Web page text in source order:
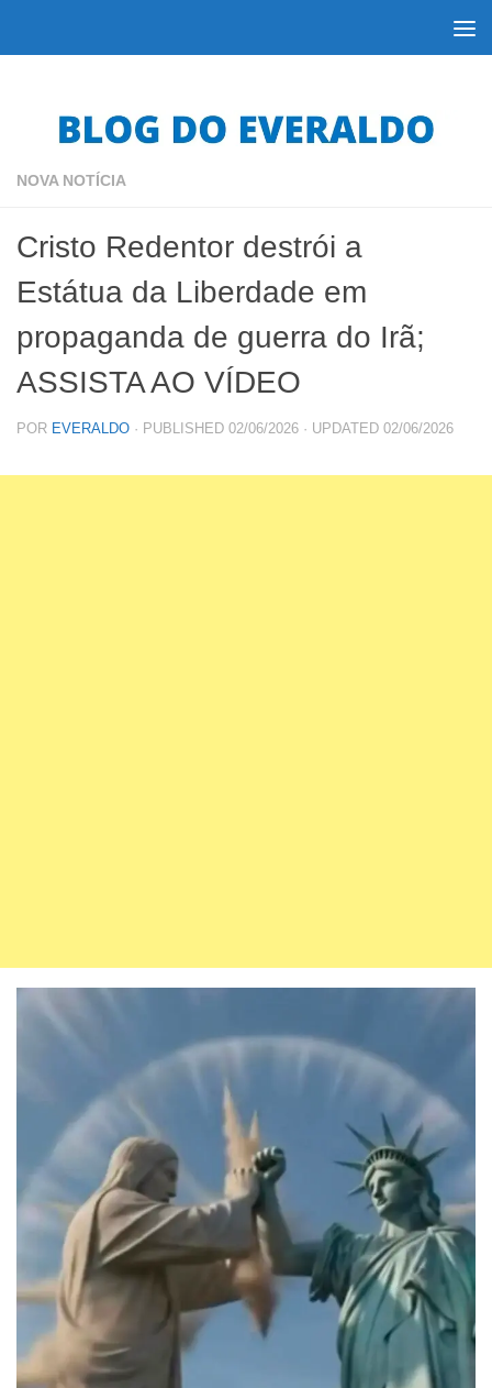
NOVA NOTÍCIA
Cristo Redentor destrói a
Estátua da Liberdade em
propaganda de guerra do Irã;
ASSISTA AO VÍDEO
POR EVERALDO · PUBLISHED 02/06/2026 · UPDATED 02/06/2026